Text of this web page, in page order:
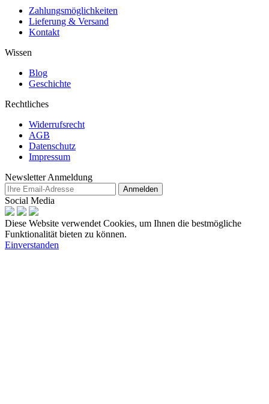
Zahlungsmöglichkeiten
Lieferung & Versand
Kontakt
Wissen
Blog
Geschichte
Rechtliches
Widerrufsrecht
AGB
Datenschutz
Impressum
Newsletter Anmeldung
Anmelden
Social Media
Diese Website verwendet Cookies, um Ihnen die bestmögliche
Funktionalität bieten zu können.
Einverstanden